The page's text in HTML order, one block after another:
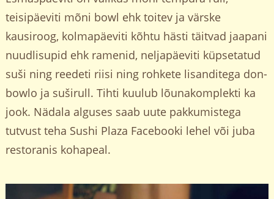
teisipäeviti mõni bowl ehk toitev ja värske
kausiroog, kolmapäeviti kõhtu hästi täitvad jaapani
nuudlisupid ehk ramenid, neljapäeviti küpsetatud
suši ning reedeti riisi ning rohkete lisanditega don-
bowlo ja suširull. Tihti kuulub lõunakomplekti ka
jook. Nädala alguses saab uute pakkumistega
tutvust teha Sushi Plaza Facebooki lehel või juba
restoranis kohapeal.